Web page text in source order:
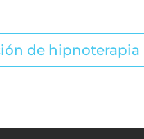
de hipnoterapia